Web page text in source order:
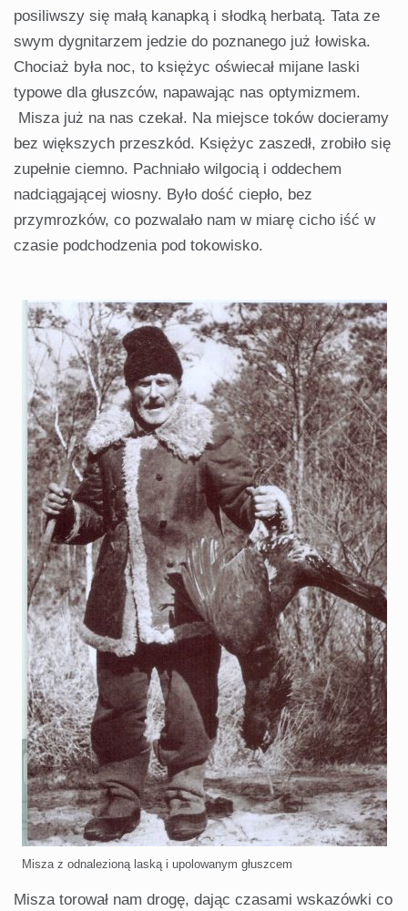
posiliwszy się małą kanapką i słodką herbatą. Tata ze
swym dygnitarzem jedzie do poznanego już łowiska.
Chociaż była noc, to księżyc oświecał mijane laski
typowe dla głuszców, napawając nas optymizmem.
Misza już na nas czekał. Na miejsce toków docieramy
bez większych przeszkód. Księżyc zaszedł, zrobiło się
zupełnie ciemno. Pachniało wilgocią i oddechem
nadciągającej wiosny. Było dość ciepło, bez
przymrozków, co pozwalało nam w miarę cicho iść w
czasie podchodzenia pod tokowisko.
Misza z odnalezioną laską i upolowanym głuszcem
Misza torował nam drogę, dając czasami wskazówki co